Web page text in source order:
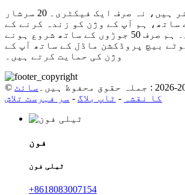
ہم آپ کے پارٹنر ہیں، نہ صرف ایک فیکٹری۔ 20 سرشار
ساتھ، ہم آپ کے وژن کو زندہ کرنے کے
لیے پرعزم ہیں۔ ہم صرف 50 جوڑوں کے ساتھ شروع ہونے
بیچ پروڈکشن ماڈل کے ساتھ آپ کے
وژن کی حمایت کرتے ہیں۔
سائٹ
کا نقشہ
- ٹاپ بلاگ - سر فہرست تلاش
فون
ٹیلی فون
+8618083007154